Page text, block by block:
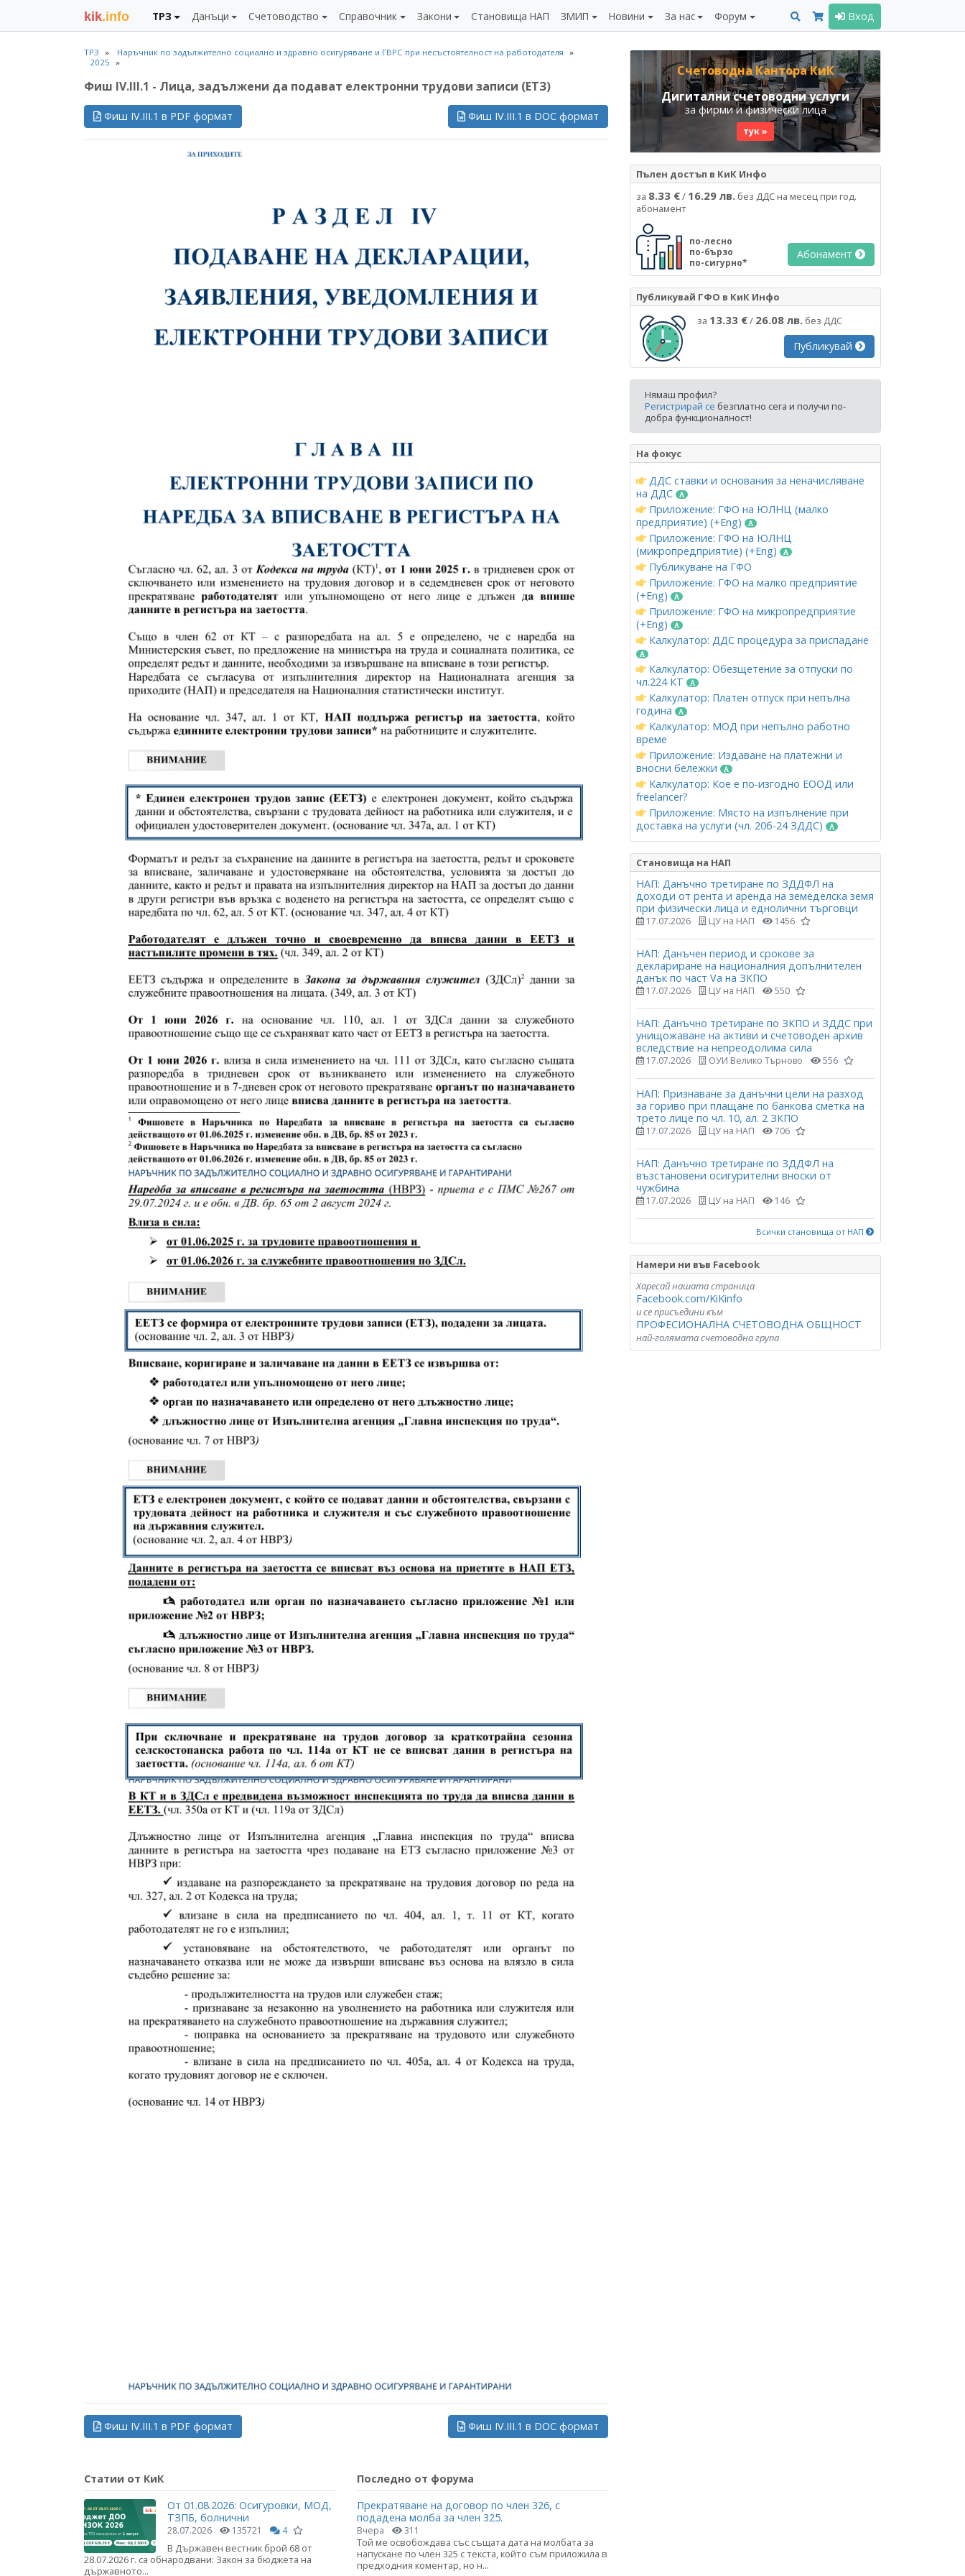
kik.info ТРЗ Данъци Счетоводство Справочник Закони Становища НАП ЗМИП Новини За нас Форум Вход
ТРЗ
Наръчник по задължително социално и здравно осигуряване и ГВРС при несъстоятелност на работодателя
2025
Фиш IV.III.1 - Лица, задължени да подават електронни трудови записи (ЕТЗ)
Фиш IV.III.1 в PDF формат Фиш IV.III.1 в DOC формат
Фиш IV.III.1 в PDF формат Фиш IV.III.1 в DOC формат
Статии от КиК
От 01.08.2026: Осигуровки, МОД,
ТЗПБ, болнични
28.07.2026 135721 4
В Държавен вестник брой 68 от
28.07.2026 г. са обнародвани: Закон за бюджета на
държавното...
Последно от форума
Прекратяване на договор по член 326, с
подадена молба за член 325.
Вчера 311
Той ме освобождава със същата дата на молбата за
напускане по член 325 с текста, който съм приложила в
предходния коментар, но н...
Счетоводна Кантора КиК
Дигитални счетоводни услуги
за фирми и физически лица
тук »
Пълен достъп в КиК Инфо
за 8.33 €/ 16.29 лв. без ДДС на месец при год.
абонамент
по-лесно
по-бързо
по-сигурно*
Абонамент
Публикувай ГФО в КиК Инфо
за 13.33 €/ 26.08 лв. без ДДС
Публикувай
Нямаш профил?
Регистрирай се безплатно сега и получи по-
добра функционалност!
На фокус
ДДС ставки и основания за неначисляване
на ДДС
Приложение: ГФО на ЮЛНЦ (малко
предприятие) (+Eng)
Приложение: ГФО на ЮЛНЦ
(микропредприятие) (+Eng)
Публикуване на ГФО
Приложение: ГФО на малко предприятие
(+Eng)
Приложение: ГФО на микропредприятие
(+Eng)
Калкулатор: ДДС процедура за приспадане
Калкулатор: Обезщетение за отпуски по
чл.224 КТ
Калкулатор: Платен отпуск при непълна
година
Калкулатор: МОД при непълно работно
време
Приложение: Издаване на платежни и
вносни бележки
Калкулатор: Кое е по-изгодно ЕООД или
freelancer?
Приложение: Място на изпълнение при
доставка на услуги (чл. 20б-24 ЗДДС)
Становища на НАП
НАП: Данъчно третиране по ЗДДФЛ на
доходи от рента и аренда на земеделска земя
при физически лица и еднолични търговци
17.07.2026 ЦУ на НАП 1456
НАП: Данъчен период и срокове за
деклариране на националния допълнителен
данък по част Vа на ЗКПО
17.07.2026 ЦУ на НАП 550
НАП: Данъчно третиране по ЗКПО и ЗДДС при
унищожаване на активи и счетоводен архив
вследствие на непреодолима сила
17.07.2026 ОУИ Велико Търново 556
НАП: Признаване за данъчни цели на разход
за гориво при плащане по банкова сметка на
трето лице по чл. 10, ал. 2 ЗКПО
17.07.2026 ЦУ на НАП 706
НАП: Данъчно третиране по ЗДДФЛ на
възстановени осигурителни вноски от
чужбина
17.07.2026 ЦУ на НАП 146
Всички становища от НАП
Намери ни във Facebook
Харесай нашата страница
Facebook.com/KiKinfo
и се присъедини към
ПРОФЕСИОНАЛНА СЧЕТОВОДНА ОБЩНОСТ
най-голямата счетоводна група